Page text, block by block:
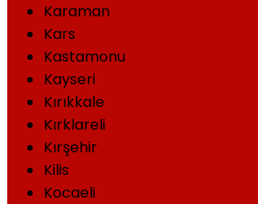
Karaman
Kars
Kastamonu
Kayseri
Kırıkkale
Kırklareli
Kırşehir
Kilis
Kocaeli